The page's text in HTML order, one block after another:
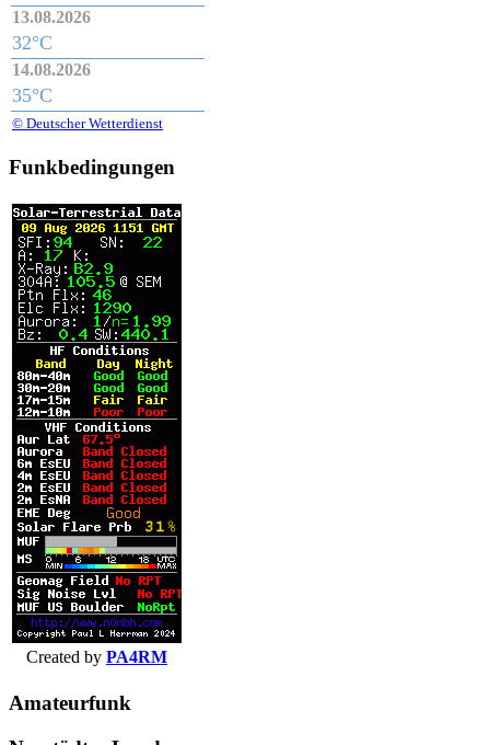
13.08.2026
32°C
14.08.2026
35°C
© Deutscher Wetterdienst
Funkbedingungen
Created by PA4RM
Amateurfunk